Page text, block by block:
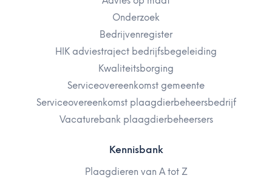
Onderzoek
Bedrijvenregister
HIK adviestraject bedrijfsbegeleiding
Kwaliteitsborging
Serviceovereenkomst gemeente
Serviceovereenkomst plaagdierbeheersbedrijf
Vacaturebank plaagdierbeheersers
Kennisbank
Plaagdieren van A tot Z